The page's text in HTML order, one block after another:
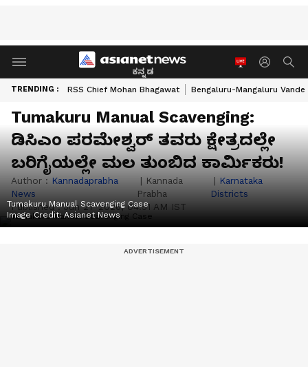
ಕನ್ನಡ
TRENDING : RSS Chief Mohan Bhagawat Bengaluru-Mangaluru
Tumakuru Manual Scavenging:
ಡಿಸಿಎಂ ಪರಮೇಶ್ವರ್ ತವರು ಕ್ಷೇತ್ರದಲ್ಲೇ
ಬರಿಗೈಯಲ್ಲೇ ಮಲ ತುಂಬಿದ ಕಾರ್ಮಿಕರು!
Author : Kannadaprabha
News
| Kannada
Prabha
| Karnataka
Districts
Published :Jun 27 2026, 04:51 AM IST
Tumakuru Manual Scavenging Case
Image Credit:Asianet News